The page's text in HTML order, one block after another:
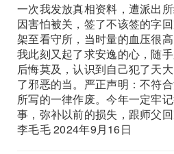
一次我发放真相资料，遭派出
因害怕被关，签了不该签的字
架至看守所，当时量的血压很
我此刻又起了求安逸的心，随
后悔莫及，认识到自己犯了天
了邪恶的当。严正声明：不符
所写的一律作废。今年一定牢
事，弥补以前的损失，跟师父回
李毛毛 2024年9月16日